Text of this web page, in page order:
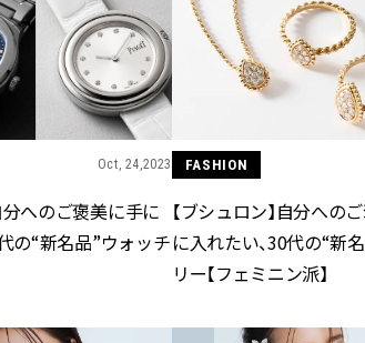
Oct, 24,2023
分へのご褒美に手に
の“新名品”ウォッチ
FASHION
【ブシュロン】自分への
に入れたい、30代の“新
リー【フェミニン派】